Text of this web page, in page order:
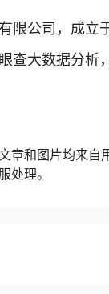
公司，成立于
查大数据分析
章和图片均来
处理。